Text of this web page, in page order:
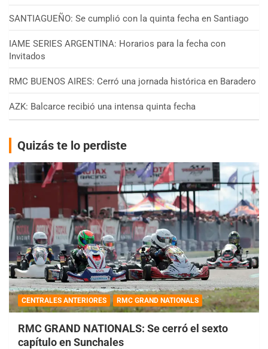
SANTIAGUEÑO: Se cumplió con la quinta fecha en Santiago
IAME SERIES ARGENTINA: Horarios para la fecha con
Invitados
RMC BUENOS AIRES: Cerró una jornada histórica en Baradero
AZK: Balcarce recibió una intensa quinta fecha
Quizás te lo perdiste
CENTRALES ANTERIORES RMC GRAND NATIONALS
RMC GRAND NATIONALS: Se cerró el sexto
capítulo en Sunchales